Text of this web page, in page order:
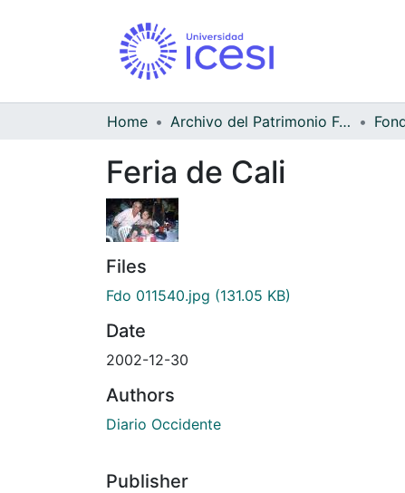
Home Archivo del Patrimonio Fotográfico y Fílmico del Valle del Cauca
Feria de Cali
Files
Fdo 011540.jpg (131.05 KB)
Date
2002-12-30
Authors
Diario Occidente
Publisher